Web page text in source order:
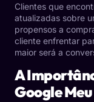
Clientes que
atualizadas sobre
propensos a
cliente enfrentar
maior será a
A
Google